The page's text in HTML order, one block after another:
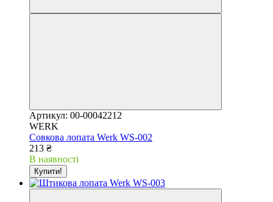
Артикул: 00-00042212
WERK
Совкова лопата Werk WS-002
213 ₴
В наявності
Купити!